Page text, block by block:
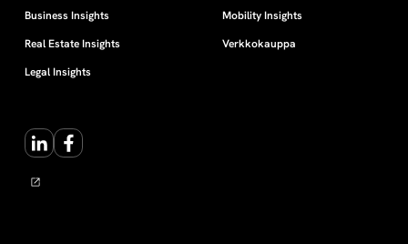
p
p
a
Business Insights
Real Estate Insights
Legal Insights
Mobility Insights
Verkkokauppa
LinkedInFacebook